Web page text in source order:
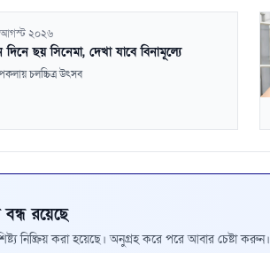
২০২৬
দিনে ছয় সিনেমা, দেখা যাবে বিনামূল্যে
চলচ্চিত্র উৎসব
বন্ধ রয়েছে
নিষ্ক্রিয় করা হয়েছে। অনুগ্রহ করে পরে আবার চেষ্টা করুন।